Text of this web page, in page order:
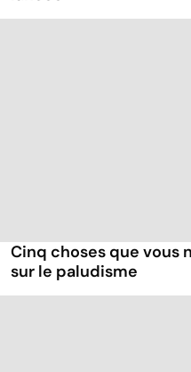
Cinq choses que vous
sur le paludisme